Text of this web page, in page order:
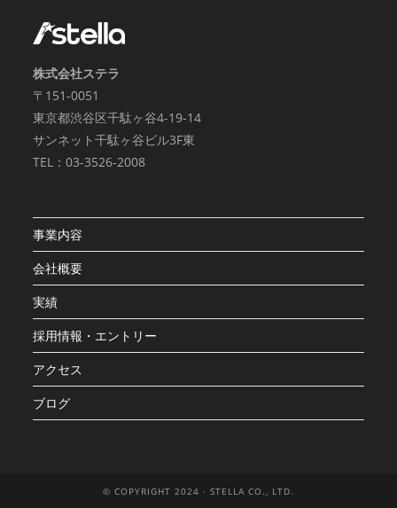
株式会社ステラ
〒151-0051
東京都渋谷区千駄ヶ谷4-19-14
サンネット千駄ヶ谷ビル3F東
TEL：03-3526-2008
事業内容
会社概要
実績
採用情報・エントリー
アクセス
ブログ
© COPYRIGHT 2024 · STELLA CO., LTD.